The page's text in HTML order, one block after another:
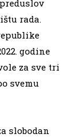
rada.
godine
za sve tri
svemu
slobodan